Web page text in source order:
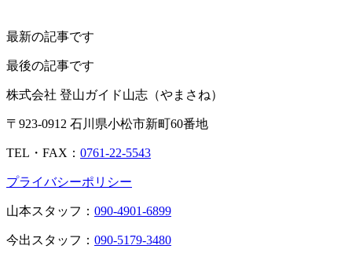
最新の記事です
最後の記事です
株式会社 登山ガイド山志（やまさね）
〒923-0912 石川県小松市新町60番地
TEL・FAX： 0761-22-5543
プライバシーポリシー
山本スタッフ： 090-4901-6899
今出スタッフ： 090-5179-3480